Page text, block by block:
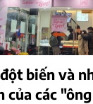
biến và
của các